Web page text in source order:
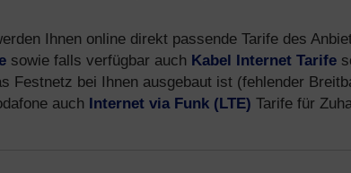
Ihnen online direkt passende Tarife des
sowie falls verfügbar auch Kabel Internet Tarife
Festnetz bei Ihnen ausgebaut ist (fehlender
auch Internet via Funk (LTE) Tarife für